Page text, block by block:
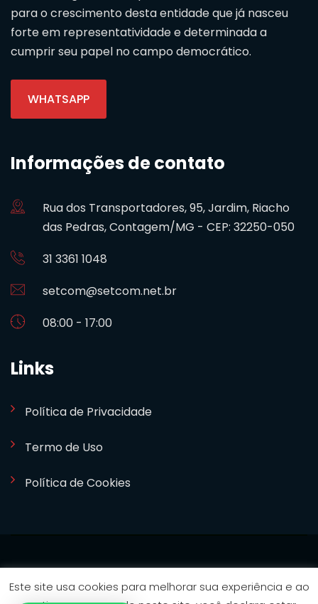
para o crescimento desta entidade que já nasceu
forte em representatividade e determinada a
cumprir seu papel no campo democrático.
WHATSAPP
Informações de contato
Rua dos Transportadores, 95, Jardim, Riacho
das Pedras, Contagem/MG - CEP: 32250-050
31 3361 1048
setcom@setcom.net.br
08:00 - 17:00
Links
Política de Privacidade
Termo de Uso
Política de Cookies
Este site usa cookies para melhorar sua experiência e ao